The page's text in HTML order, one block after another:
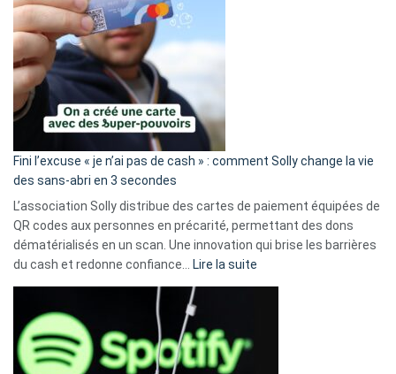
Fini l’excuse « je n’ai pas de cash » : comment Solly change la vie
des sans-abri en 3 secondes
L’association Solly distribue des cartes de paiement équipées de
QR codes aux personnes en précarité, permettant des dons
dématérialisés en un scan. Une innovation qui brise les barrières
du cash et redonne confiance… Lire la suite
Fini